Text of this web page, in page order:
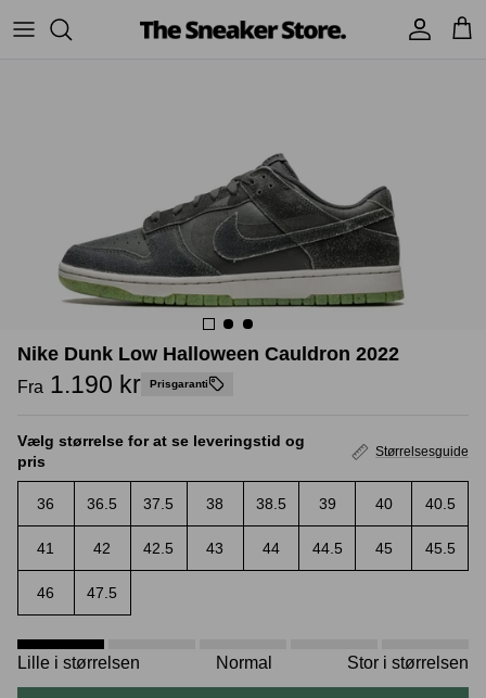
Yeezy
Jordans
Andre brands
BAPE - A Bathing Ape
TSS Collection
Accessories Sneaker boks
Crease protectors
Nike Dunk Low Halloween Cauldron 2022
Fra 1.190 kr Prisgaranti
Vælg størrelse for at se leveringstid og
pris
Størrelsesguide
36 36.5 37.5 38 38.5 39 40 40.5
41 42 42.5 43 44 44.5 45 45.5
46 47.5
Lille i størrelsen Normal Stor i størrelsen